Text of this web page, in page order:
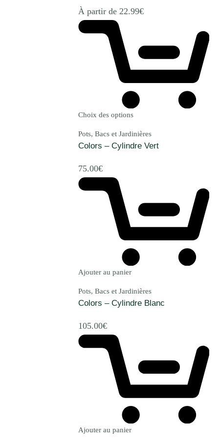
À partir de 22.99€
Choix des options
Pots, Bacs et Jardinières
Colors – Cylindre Vert
75.00€
Ajouter au panier
Pots, Bacs et Jardinières
Colors – Cylindre Blanc
105.00€
Ajouter au panier